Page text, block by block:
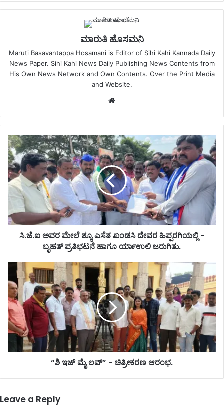
ಮಾರುತಿ ಹೊಸಮನಿ
Maruti Basavantappa Hosamani is Editor of Sihi Kahi Kannada Daily
News Paper. Sihi Kahi News Daily Publishing News Contents from
His Own News Network and Own Contents. Over the Print Media
and Website.
Website
ಸಿ.ಜೆ.ಐ ಅವರ ಮೇಲೆ ಶ್ಯೂ ಎಸೆತ ಖಂಡಸಿ ದೇವರ ಹಿಪ್ಪರಗಿಯಲ್ಲಿ -
ಬೃಹತ್ ಪ್ರತಿಭಟನೆ ಹಾಗೂ ರ್ಯಾಉಲಿ ಜರುಗಿತು.
“ಶಿ ಇಜ್ ಮೈ ಲವ್” - ಚಿತ್ರೀಕರಣ ಆರಂಭ.
Leave a Reply